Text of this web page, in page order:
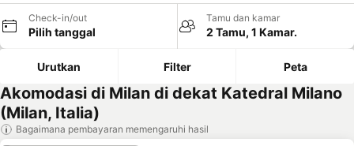
Check-in/out
Pilih tanggal
Tamu dan kamar
2 Tamu, 1 Kamar.
Urutkan Filter Peta
Akomodasi di Milan di dekat Katedral Milano
(Milan, Italia)
Bagaimana pembayaran memengaruhi hasil